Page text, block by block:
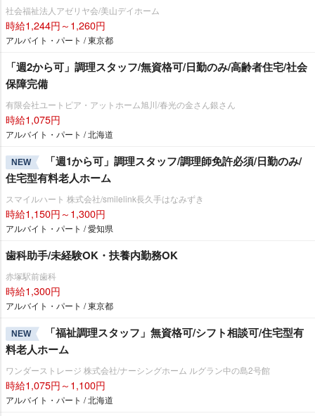
社会福祉法人アゼリヤ会/美山デイホーム
時給1,244円～1,260円
アルバイト・パート / 東京都
「週2から可」調理スタッフ/無資格可/日勤のみ/高齢者住宅/社会
保障完備
有限会社ユートピア・アットホーム旭川/春光の金さん銀さん
時給1,075円
アルバイト・パート / 北海道
NEW
「週1から可」調理スタッフ/調理師免許必須/日勤のみ/
住宅型有料老人ホーム
スマイルハート 株式会社/smilelink長久手はなみずき
時給1,150円～1,300円
アルバイト・パート / 愛知県
歯科助手/未経験OK・扶養内勤務OK
赤塚駅前歯科
時給1,300円
アルバイト・パート / 東京都
NEW
「福祉調理スタッフ」無資格可/シフト相談可/住宅型有
料老人ホーム
ワンダーストレージ 株式会社/ナーシングホーム ルグラン中の島2号館
時給1,075円～1,100円
アルバイト・パート / 北海道